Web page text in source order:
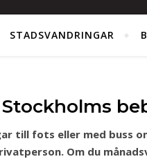
STADSVANDRINGAR
till fots eller med buss
Om du